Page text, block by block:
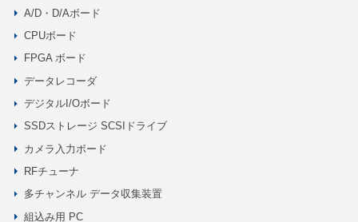
A/D・D/Aボード
CPUボード
FPGA ボード
データレコーダ
デジタルI/Oボード
SSDストレージ SCSIドライブ
カメラ入力ボード
RFチューナ
多チャンネル データ収集装置
組込み用 PC